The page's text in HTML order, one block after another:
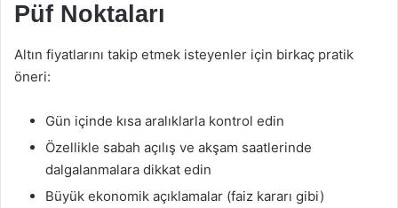
Püf Noktaları
Altın fiyatlarını takip etmek isteyenler için birkaç pratik
öneri:
Gün içinde kısa aralıklarla kontrol edin
Özellikle sabah açılış ve akşam saatlerinde
dalgalanmalara dikkat edin
Büyük ekonomik açıklamalar (faiz kararı gibi)